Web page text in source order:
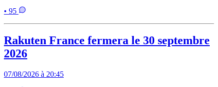
• 95
Rakuten France fermera le 30 septembre
2026
07/08/2026 à 20:45